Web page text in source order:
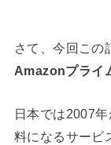
さて、今回この
Amazonプライ
日本では2007
料になるサービ